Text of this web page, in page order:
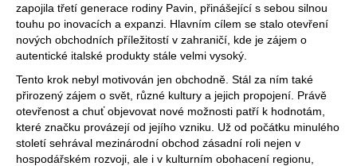
zapojila třetí generace rodiny Pavin, přinášející s sebou silnou
touhu po inovacích a expanzi. Hlavním cílem se stalo otevření
nových obchodních příležitostí v zahraničí, kde je zájem o
autentické italské produkty stále velmi vysoký.
Tento krok nebyl motivován jen obchodně. Stál za ním také
přirozený zájem o svět, různé kultury a jejich propojení. Právě
otevřenost a chuť objevovat nové možnosti patří k hodnotám,
které značku provázejí od jejího vzniku. Už od počátku minulého
století sehrával mezinárodní obchod zásadní roli nejen v
hospodářském rozvoji, ale i v kulturním obohacení regionu,